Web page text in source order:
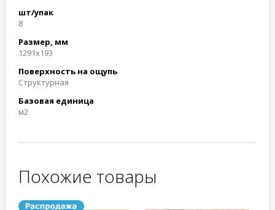
шт/упак
8
Размер, мм
1291x193
Поверхность на ощупь
Структурная
Базовая единица
м2
Похожие товары